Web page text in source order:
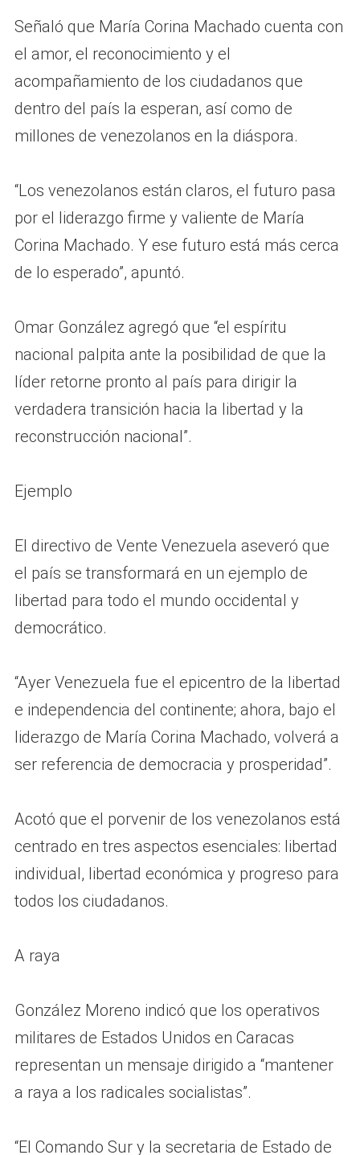
Señaló que María Corina Machado cuenta con
el amor, el reconocimiento y el
acompañamiento de los ciudadanos que
dentro del país la esperan, así como de
millones de venezolanos en la diáspora.
“Los venezolanos están claros, el futuro pasa
por el liderazgo firme y valiente de María
Corina Machado. Y ese futuro está más cerca
de lo esperado”, apuntó.
Omar González agregó que “el espíritu
nacional palpita ante la posibilidad de que la
líder retorne pronto al país para dirigir la
verdadera transición hacia la libertad y la
reconstrucción nacional”.
Ejemplo
El directivo de Vente Venezuela aseveró que
el país se transformará en un ejemplo de
libertad para todo el mundo occidental y
democrático.
“Ayer Venezuela fue el epicentro de la libertad
e independencia del continente; ahora, bajo el
liderazgo de María Corina Machado, volverá a
ser referencia de democracia y prosperidad”.
Acotó que el porvenir de los venezolanos está
centrado en tres aspectos esenciales: libertad
individual, libertad económica y progreso para
todos los ciudadanos.
A raya
González Moreno indicó que los operativos
militares de Estados Unidos en Caracas
representan un mensaje dirigido a “mantener
a raya a los radicales socialistas”.
“El Comando Sur y la secretaria de Estado de